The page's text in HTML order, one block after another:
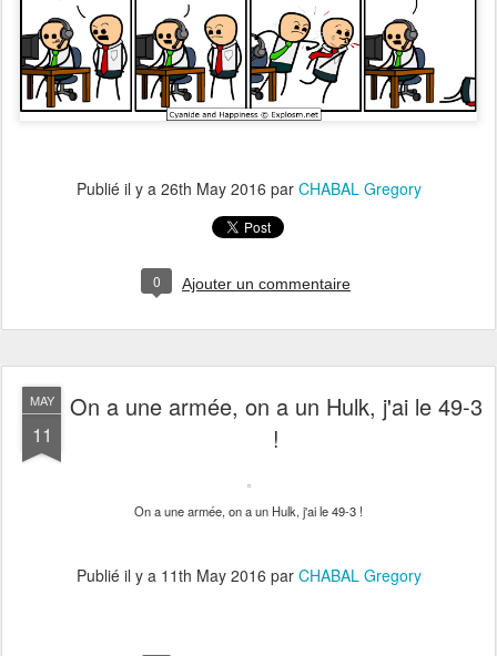
Publié il y a 26th May 2016 par CHABAL Gregory
0 Ajouter un commentaire
MAY
11
On a une armée, on a un Hulk, j'ai le 49-3
!
On a une armée, on a un Hulk, j'ai le 49-3 !
Publié il y a 11th May 2016 par CHABAL Gregory